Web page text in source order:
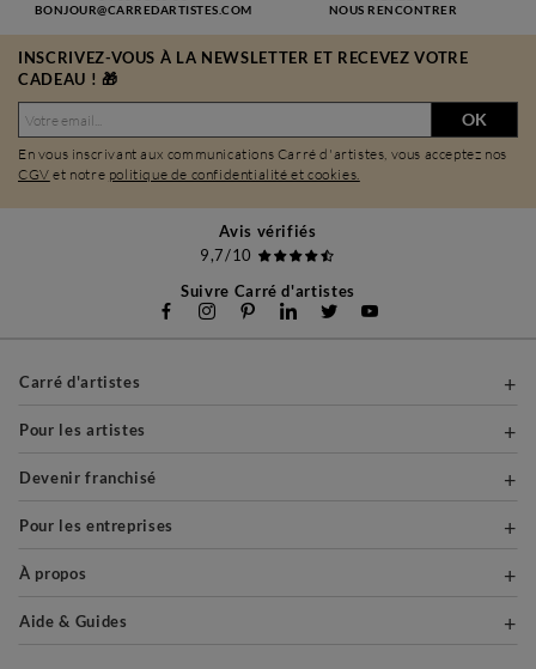
BONJOUR@CARREDARTISTES.COM
NOUS RENCONTRER
INSCRIVEZ-VOUS À LA NEWSLETTER ET RECEVEZ VOTRE
CADEAU ! 🎁
OK
En vous inscrivant aux communications Carré d'artistes, vous acceptez nos
CGV et notre politique de confidentialité et cookies.
Avis vérifiés
9,7/10
Suivre Carré d'artistes
Carré d'artistes
Pour les artistes
Devenir franchisé
Pour les entreprises
À propos
Aide & Guides